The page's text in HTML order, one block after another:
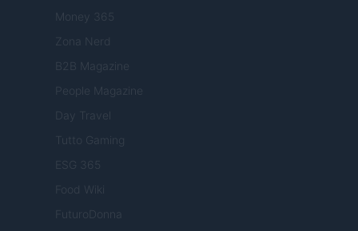
Money 365
Zona Nerd
B2B Magazine
People Magazine
Day Travel
Tutto Gaming
ESG 365
Food Wiki
FuturoDonna